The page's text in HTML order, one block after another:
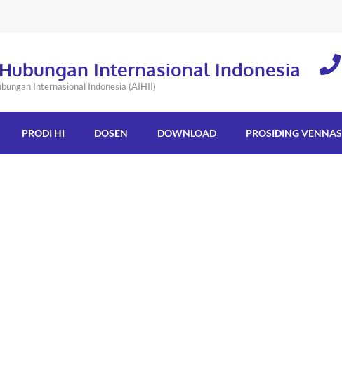
Internasional Indonesia
Internasional Indonesia (AIHII)
PRODI HI DOSEN DOWNLOAD PROSIDING VENNAS